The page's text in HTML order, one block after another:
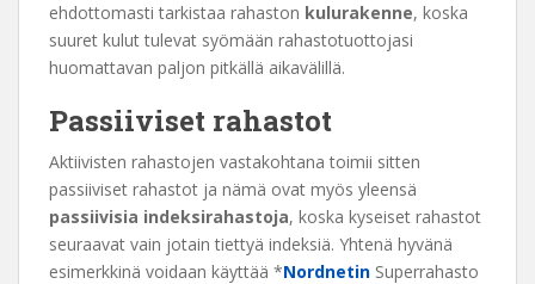
ehdottomasti tarkistaa rahaston kulurakenne, koska
suuret kulut tulevat syömään rahastotuottojasi
huomattavan paljon pitkällä aikavälillä.
Passiiviset rahastot
Aktiivisten rahastojen vastakohtana toimii sitten
passiiviset rahastot ja nämä ovat myös yleensä
passiivisia indeksirahastoja, koska kyseiset rahastot
seuraavat vain jotain tiettyä indeksiä. Yhtenä hyvänä
esimerkkinä voidaan käyttää *Nordnetin Superrahasto